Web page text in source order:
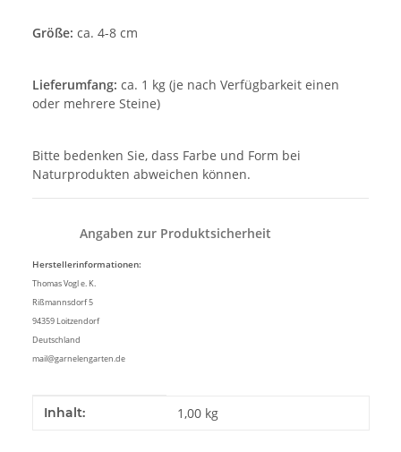
Größe: ca. 4-8 cm
Lieferumfang: ca. 1 kg (je nach Verfügbarkeit einen
oder mehrere Steine)
Bitte bedenken Sie, dass Farbe und Form bei
Naturprodukten abweichen können.
Angaben zur Produktsicherheit
Herstellerinformationen:
Thomas Vogl e. K.
Rißmannsdorf 5
94359 Loitzendorf
Deutschland
mail@garnelengarten.de
Produkteigenschaft
Wert
Inhalt: 1,00 kg